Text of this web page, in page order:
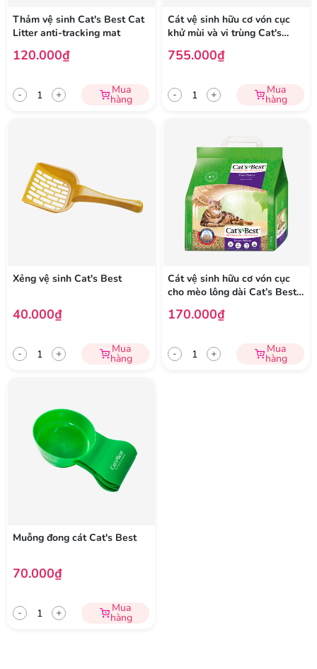
Thảm vệ sinh Cat's Best Cat
Litter anti-tracking mat
120.000₫
- + Mua
hàng
Cát vệ sinh hữu cơ vón cục
khử mùi và vi trùng Cat's
755.000₫
- + Mua
hàng
Xẻng vệ sinh Cat's Best
40.000₫
- + Mua
hàng
Cát vệ sinh hữu cơ vón cục
cho mèo lông dài Cat’s Best
170.000₫
- + Mua
hàng
Muỗng đong cát Cat's Best
70.000₫
- + Mua
hàng